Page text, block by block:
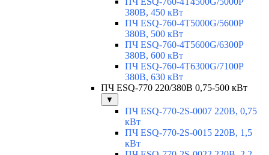
380В, 450 кВт
ПЧ ESQ-760-4T5000G/5600P
380В, 500 кВт
ПЧ ESQ-760-4T5600G/6300P
380В, 600 кВт
ПЧ ESQ-760-4T6300G/7100P
380В, 630 кВт
ПЧ ESQ-770 220/380В 0,75-500 кВт
▼
ПЧ ESQ-770-2S-0007 220В, 0,75
кВт
ПЧ ESQ-770-2S-0015 220В, 1,5
кВт